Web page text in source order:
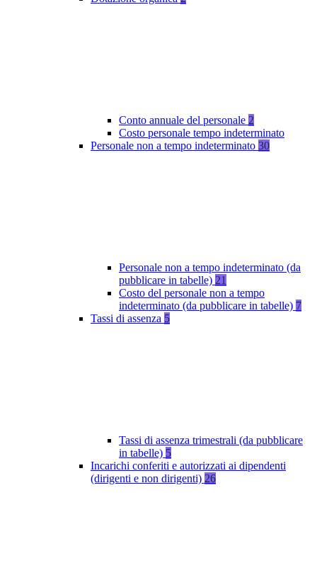
Conto annuale del personale 2
Costo personale tempo indeterminato
Personale non a tempo indeterminato 30
Personale non a tempo indeterminato (da
pubblicare in tabelle) 21
Costo del personale non a tempo
indeterminato (da pubblicare in tabelle) 7
Tassi di assenza 5
Tassi di assenza trimestrali (da pubblicare
in tabelle) 5
Incarichi conferiti e autorizzati ai dipendenti
(dirigenti e non dirigenti) 26